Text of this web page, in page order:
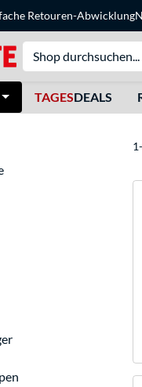
Retouren-Abwicklung
TAGESDEALS